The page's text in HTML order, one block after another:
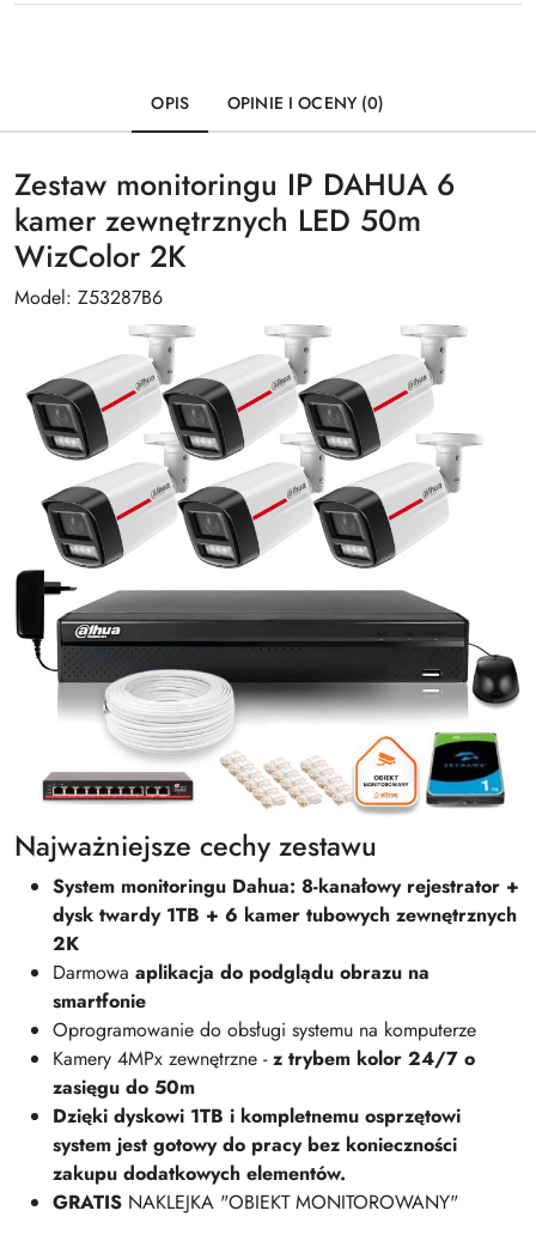
OPIS OPINIE I OCENY (0)
Zestaw monitoringu IP DAHUA 6
kamer zewnętrznych LED 50m
WizColor 2K
Model: Z53287B6
Najważniejsze cechy zestawu
System monitoringu Dahua: 8-kanałowy rejestrator +
dysk twardy 1TB + 6 kamer tubowych zewnętrznych
2K
Darmowa aplikacja do podglądu obrazu na
smartfonie
Oprogramowanie do obsługi systemu na komputerze
Kamery 4MPx zewnętrzne -z trybem kolor 24/7 o
zasięgu do 50m
Dzięki dyskowi 1TB i kompletnemu osprzętowi
system jest gotowy do pracy bez konieczności
zakupu dodatkowych elementów.
GRATIS NAKLEJKA "OBIEKT MONITOROWANY"